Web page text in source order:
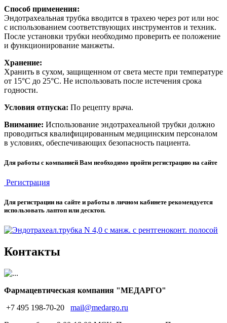
Способ применения:
Эндотрахеальная трубка вводится в трахею через рот или нос
с использованием соответствующих инструментов и техник.
После установки трубки необходимо проверить ее положение
и функционирование манжеты.
Хранение:
Хранить в сухом, защищенном от света месте при температуре
от 15°C до 25°C. Не использовать после истечения срока
годности.
Условия отпуска: По рецепту врача.
Внимание: Использование эндотрахеальной трубки должно
проводиться квалифицированным медицинским персоналом
в условиях, обеспечивающих безопасность пациента.
Для работы с компанией Вам необходимо пройти регистрацию на сайте
Регистрация
Для регистрации на сайте и работы в личном кабинете рекомендуется
использовать лаптоп или десктоп.
Контакты
Фармацевтическая компания "МЕДАРГО"
+7 495 198-70-20
mail@medargo.ru